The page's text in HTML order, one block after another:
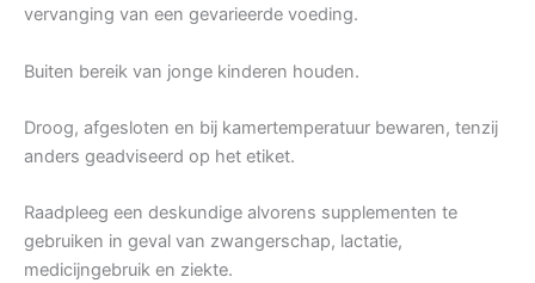
vervanging van een gevarieerde voeding.
Buiten bereik van jonge kinderen houden.
Droog, afgesloten en bij kamertemperatuur bewaren, tenzij
anders geadviseerd op het etiket.
Raadpleeg een deskundige alvorens supplementen te
gebruiken in geval van zwangerschap, lactatie,
medicijngebruik en ziekte.